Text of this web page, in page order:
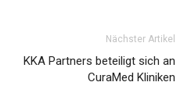
Nächster Artikel
KKA Partners beteiligt sich an
CuraMed Kliniken